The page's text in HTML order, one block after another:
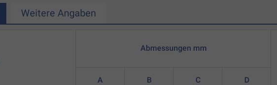
Weitere Angaben
Abmessungen mm
A B C D